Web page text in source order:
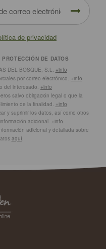
de privacidad
DE DATOS
DEL BOSQUE, S.L. +info
por correo electrónico. +info
del interesado. +info
salvo obligación legal o que la
de la finalidad. +info
y suprimir los datos, así como otros
adicional. +info
adicional y detallada sobre
aquí.